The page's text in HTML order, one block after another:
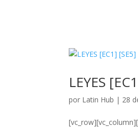
LEYES
por Latin Hub | 28